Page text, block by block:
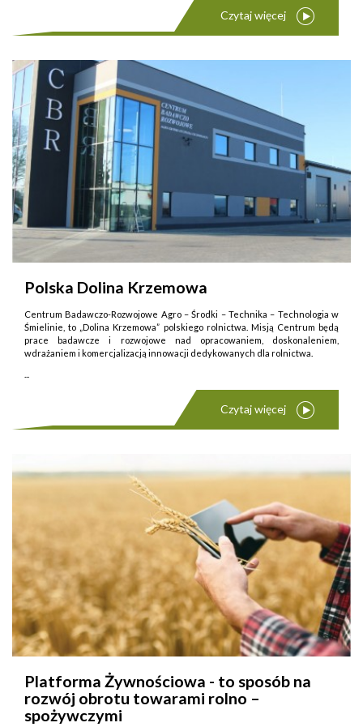
Czytaj więcej
Polska Dolina Krzemowa
Centrum Badawczo-Rozwojowe Agro – Środki – Technika – Technologia w
Śmielinie, to „Dolina Krzemowa” polskiego rolnictwa. Misją Centrum będą
prace badawcze i rozwojowe nad opracowaniem, doskonaleniem,
wdrażaniem i komercjalizacją innowacji dedykowanych dla rolnictwa.
Czytaj więcej
Platforma Żywnościowa - to sposób na
rozwój obrotu towarami rolno –
spożywczymi